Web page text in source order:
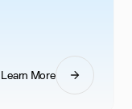
Learn More